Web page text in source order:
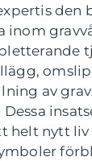
den
inom
av
helt nytt